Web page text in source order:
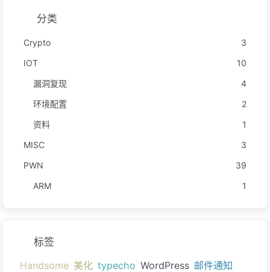
分类
Crypto
3
IOT
10
漏洞复现
4
环境配置
2
资料
1
MISC
3
PWN
39
ARM
1
标签
Handsome 美化 typecho WordPress 邮件通知